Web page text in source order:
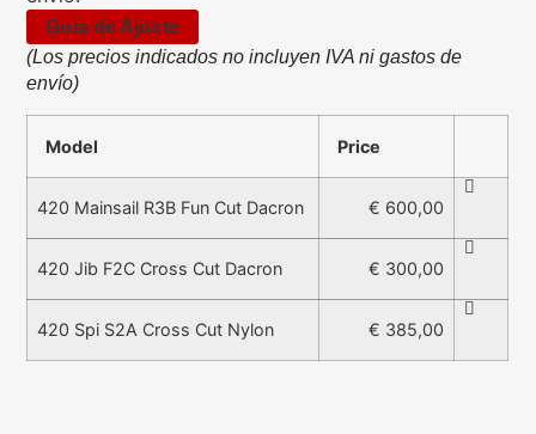
Guía de Ajuste
(Los precios indicados no incluyen IVA ni gastos de
envío)
Model Price
420 Mainsail R3B Fun Cut Dacron € 600,00
420 Jib F2C Cross Cut Dacron € 300,00
420 Spi S2A Cross Cut Nylon € 385,00